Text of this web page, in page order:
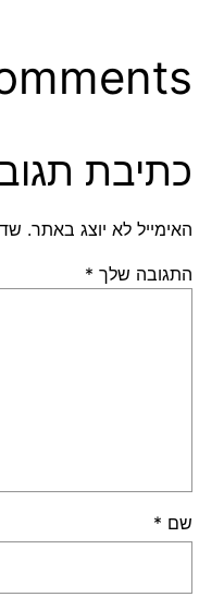
כתיבת
האימייל לא יוצג באתר.
התגובה שלך *
שם *